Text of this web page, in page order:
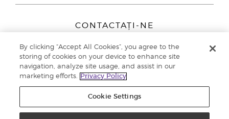
CONTACTAȚI-NE
Peizerweg 97
9727 AJ Groningen
Netherlands
Înscriere Brand Partners0800 890113
By clicking “Accept All Cookies”, you agree to the
storing of cookies on your device to enhance site
navigation, analyze site usage, and assist in our
marketing efforts.
Privacy Policy
Cookie Settings